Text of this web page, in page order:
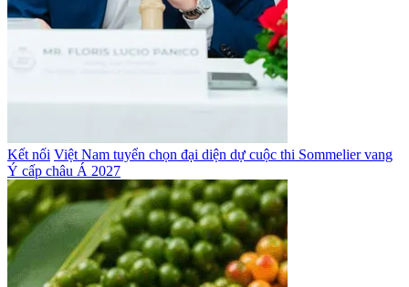
Kết nối Việt Nam tuyển chọn đại diện dự cuộc thi Sommelier vang
Ý cấp châu Á 2027